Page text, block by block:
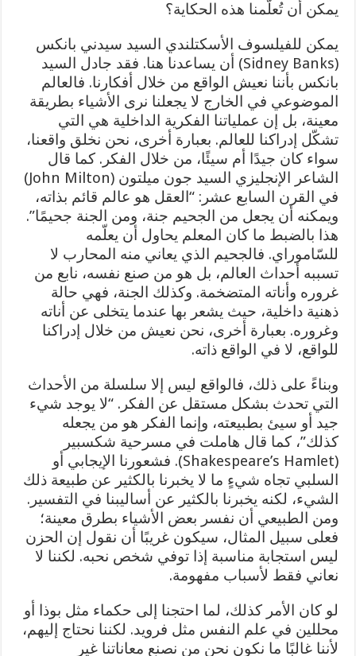
يمكن أن تُعلّمنا هذه الحكاية؟
يمكن للفيلسوف الأسكتلندي السيد سيدني بانكس
(Sidney Banks) أن يساعدنا هنا. فقد جادل السيد
بانكس بأننا نعيش الواقع من خلال أفكارنا. فالعالم
الموضوعي في الخارج لا يجعلنا نرى الأشياء بطريقة
معينة، بل إن عملياتنا الفكرية الداخلية هي التي
تشكّل إدراكنا للعالم. بعبارة أخرى، نحن نخلق واقعنا،
سواء كان جيدًا أم سيئًا، من خلال الفكر. كما قال
الشاعر الإنجليزي السيد جون ميلتون (John Milton)
في القرن السابع عشر: “العقل هو عالم قائم بذاته،
ويمكنه أن يجعل من الجحيم جنة، ومن الجنة جحيمًا”.
هذا بالضبط ما كان المعلم يحاول أن يعلّمه
للسّاموراي. فالجحيم الذي يعاني منه المحارب لا
تسببه أحداث العالم، بل هو من صنع نفسه، نابع من
غروره وأناته المتضخمة. وكذلك الجنة، فهي حالة
ذهنية داخلية، حيث يشعر بها عندما يتخلى عن أناته
وغروره. بعبارة أخرى، نحن نعيش من خلال إدراكنا
للواقع، لا في الواقع ذاته.
وبناءً على ذلك، فالواقع ليس إلا سلسلة من الأحداث
التي تحدث بشكل مستقل عن الفكر. “لا يوجد شيء
جيد أو سيئ بطبيعته، وإنما الفكر هو من يجعله
كذلك”، كما قال هاملت في مسرحية شكسبير
(Shakespeare’s Hamlet). فشعورنا الإيجابي أو
السلبي تجاه شيءٍ ما لا يخبرنا بالكثير عن طبيعة ذلك
الشيء، لكنه يخبرنا بالكثير عن أساليبنا في التفسير.
ومن الطبيعي أن نفسر بعض الأشياء بطرق معينة؛
فعلى سبيل المثال، سيكون غريبًا أن نقول إن الحزن
ليس استجابة مناسبة إذا توفي شخص نحبه. لكننا لا
نعاني فقط لأسباب مفهومة.
لو كان الأمر كذلك، لما احتجنا إلى حكماء مثل بوذا أو
محللين في علم النفس مثل فرويد. لكننا نحتاج إليهم،
لأننا غالبًا ما نكون نحن من نصنع معاناتنا غير